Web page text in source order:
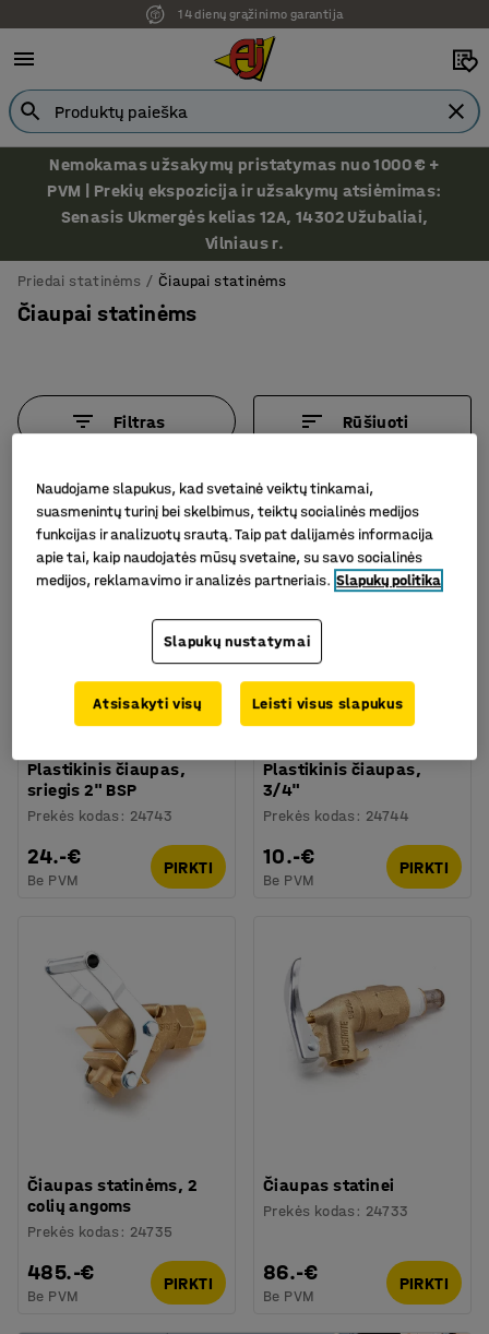
14 dienų grąžinimo garantija
Ekspozicija Vilniuje
Nemokamas užsakymų pristatymas nuo 1000 € +
PVM | Prekių ekspozicija ir užsakymų atsiėmimas:
Senasis Ukmergės kelias 12A, 14302 Užubaliai,
Vilniaus r.
Priedai statinėms Čiaupai statinėms
Čiaupai statinėms
Filtras Rūšiuoti
5 produktų/ai
Plastikinis čiaupas,
sriegis 2" BSP
Prekės kodas : 24743
24.-€
Be PVM
PIRKTI
Plastikinis čiaupas,
3/4"
Prekės kodas : 24744
10.-€
Be PVM
PIRKTI
Čiaupas statinėms, 2
colių angoms
Prekės kodas : 24735
485.-€
Be PVM
PIRKTI
Čiaupas statinei
Prekės kodas : 24733
86.-€
Be PVM
PIRKTI
Naudojame slapukus, kad svetainė veiktų tinkamai,
suasmenintų turinį bei skelbimus, teiktų socialinės medijos
funkcijas ir analizuotų srautą. Taip pat dalijamės informacija
apie tai, kaip naudojatės mūsų svetaine, su savo socialinės
medijos, reklamavimo ir analizės partneriais. Slapukų politika
Slapukų nustatymai
Atsisakyti visų Leisti visus slapukus